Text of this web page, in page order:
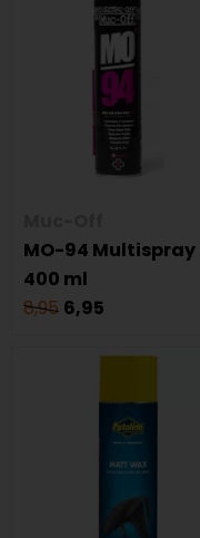
MO-94 Multispray
400 ml
8,95 6,95